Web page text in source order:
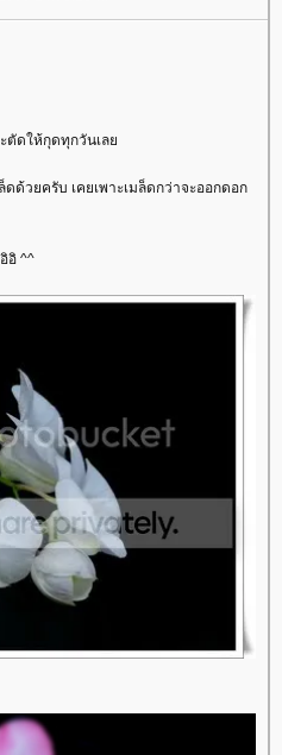
ตัดให้กุดทุกวันเล
ด้วยครับ เคยเพาะเมล็ดกว่าจะออกดอก
อิ ^^